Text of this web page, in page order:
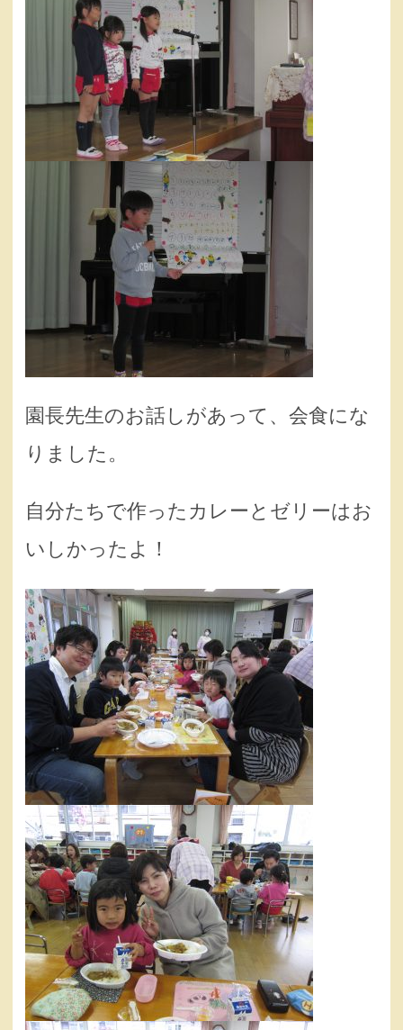
園長先生のお話しがあって、会食にな
りました。
自分たちで作ったカレーとゼリーはお
いしかったよ！